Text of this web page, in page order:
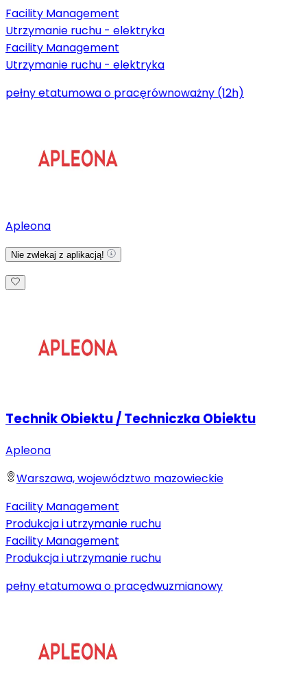
Facility Management
Utrzymanie ruchu - elektryka
Facility Management
Utrzymanie ruchu - elektryka
pełny etatumowa o pracęrównoważny (12h)
Apleona
Nie zwlekaj z aplikacją!
Technik Obiektu / Techniczka Obiektu
Apleona
Warszawa, województwo mazowieckie
Facility Management
Produkcja i utrzymanie ruchu
Facility Management
Produkcja i utrzymanie ruchu
pełny etatumowa o pracędwuzmianowy